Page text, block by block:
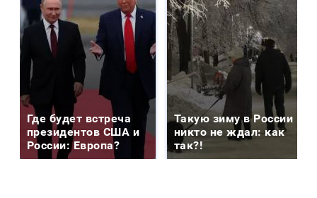
Где будет встреча
президентов США и
России: Европа?
Такую зиму в России
никто не ждал: как
так?!